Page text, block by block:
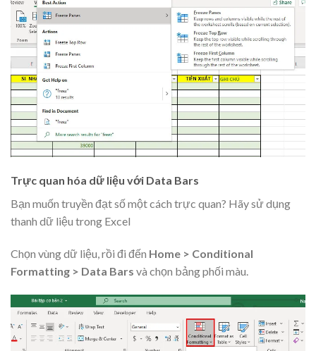
Trực quan hóa dữ liệu với Data Bars
Bạn muốn truyền đạt số một cách trực quan? Hãy sử dụng
thanh dữ liệu trong Excel
Chọn vùng dữ liệu, rồi đi đến Home > Conditional
Formatting > Data Bars và chọn bảng phối màu.